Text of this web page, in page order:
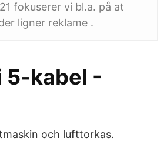
fokuserer vi bl.a. på at
ligner reklame .
5-kabel -
och lufttorkas.